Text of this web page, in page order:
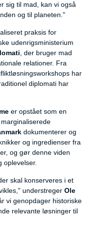
sig til mad, kan vi også
og til planeten."
praksis for
udenrigsministerium
, der bruger mad
relationer. Fra
har
diplomati har
er opstået som en
dokumenterer og
og ingredienser fra
og gør denne viden
skal konserveres i et
understreger Ole
vi genopdager historiske
relevante løsninger til